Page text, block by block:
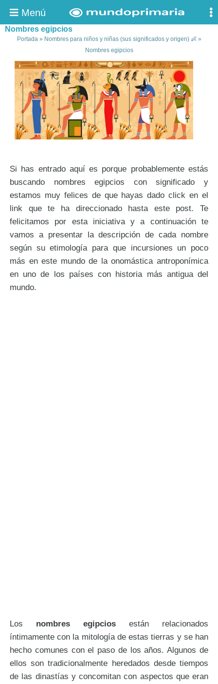
Menú
Nombres egipcios
Portada» Nombres para niños y niñas (sus significados y origen) 👶»
Nombres egipcios
Si has entrado aquí es porque probablemente estás
buscando nombres egipcios con significado y
estamos muy felices de que hayas dado click en el
link que te ha direccionado hasta este post. Te
felicitamos por esta iniciativa y a continuación te
vamos a presentar la descripción de cada nombre
según su etimología para que incursiones un poco
más en este mundo de la onomástica antroponímica
en uno de los países con historia más antigua del
mundo.
Los nombres egipcios están relacionados
íntimamente con la mitología de estas tierras y se han
hecho comunes con el paso de los años. Algunos de
ellos son tradicionalmente heredados desde tiempos
de las dinastías y concomitan con aspectos que eran